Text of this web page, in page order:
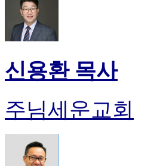
신용환 목사
주님세운교회